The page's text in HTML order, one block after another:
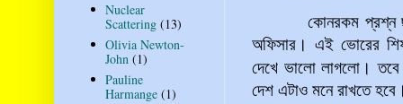
কোনরকম প্রশ্ন ছাড়াই
অফিসার। এই ভোরের
দেখে ভালো লাগলো।
দেশ এটাও মনে রাখতে
Nuclear
Scattering (13)
Olivia Newton-
John (1)
Pauline
Harmange (1)